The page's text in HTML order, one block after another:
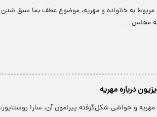
مربوط به خانواده و مهریه، موضوع عطف بما سبق شدن
مجلس…
درباره مهریه
و حواشی شکل‌گرفته پیرامون آن، سارا روستاپور،